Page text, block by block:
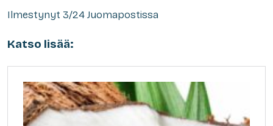
Ilmestynyt 3/24 Juomapostissa
Katso lisää: